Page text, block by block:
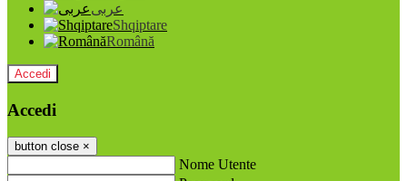
عربى
Shqiptare
Română
Accedi
Accedi
button close ×
Nome Utente